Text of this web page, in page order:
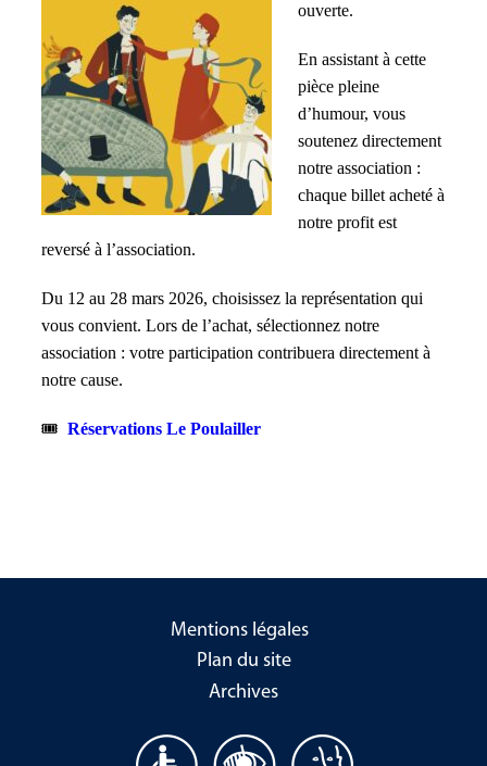
ouverte.
En assistant à cette
pièce pleine
d’humour, vous
soutenez directement
notre association :
chaque billet acheté à
notre profit est
reversé à l’association.
Du 12 au 28 mars 2026, choisissez la représentation qui
vous convient. Lors de l’achat, sélectionnez notre
association : votre participation contribuera directement à
notre cause.
🎟️Réservations Le Poulailler
Mentions légales
Plan du site
Archives